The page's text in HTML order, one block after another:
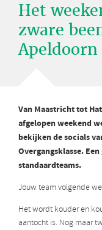
Het
zware
Apeldoorn
Van Maastricht tot
afgelopen weekend
bekijken de socials
Overgangsklasse.
standaardteams.
Jouw team volgende
Het wordt kouder en
aantocht is. Nog maar